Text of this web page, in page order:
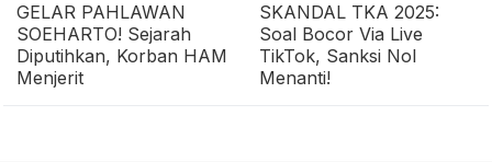
GELAR PAHLAWAN
SOEHARTO! Sejarah
Diputihkan, Korban HAM
Menjerit
SKANDAL TKA 2025:
Soal Bocor Via Live
TikTok, Sanksi Nol
Menanti!